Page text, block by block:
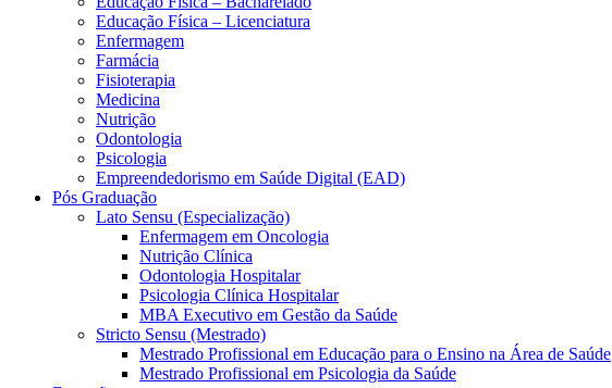
Educação Física – Licenciatura
Enfermagem
Farmácia
Fisioterapia
Medicina
Nutrição
Odontologia
Psicologia
Empreendedorismo em Saúde Digital (EAD)
Pós Graduação
Lato Sensu (Especialização)
Enfermagem em Oncologia
Nutrição Clínica
Odontologia Hospitalar
Psicologia Clínica Hospitalar
MBA Executivo em Gestão da Saúde
Stricto Sensu (Mestrado)
Mestrado Profissional em Educação para o Ensino na Área de Saúde
Mestrado Profissional em Psicologia da Saúde